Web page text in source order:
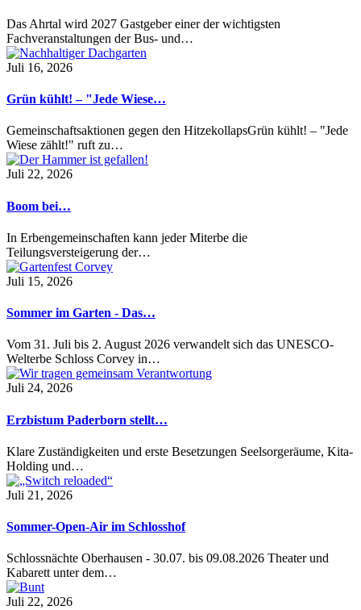
Das Ahrtal wird 2027 Gastgeber einer der wichtigsten
Fachveranstaltungen der Bus- und…
Juli 16, 2026
Grün kühlt! – "Jede Wiese…
Gemeinschaftsaktionen gegen den HitzekollapsGrün kühlt! – "Jede
Wiese zählt!" ruft zu…
Juli 22, 2026
Boom bei…
In Erbengemeinschaften kann jeder Miterbe die
Teilungsversteigerung der…
Juli 15, 2026
Sommer im Garten - Das…
Vom 31. Juli bis 2. August 2026 verwandelt sich das UNESCO-
Welterbe Schloss Corvey in…
Juli 24, 2026
Erzbistum Paderborn stellt…
Klare Zuständigkeiten und erste Besetzungen Seelsorgeräume, Kita-
Holding und…
Juli 21, 2026
Sommer-Open-Air im Schlosshof
Schlossnächte Oberhausen - 30.07. bis 09.08.2026 Theater und
Kabarett unter dem…
Juli 22, 2026